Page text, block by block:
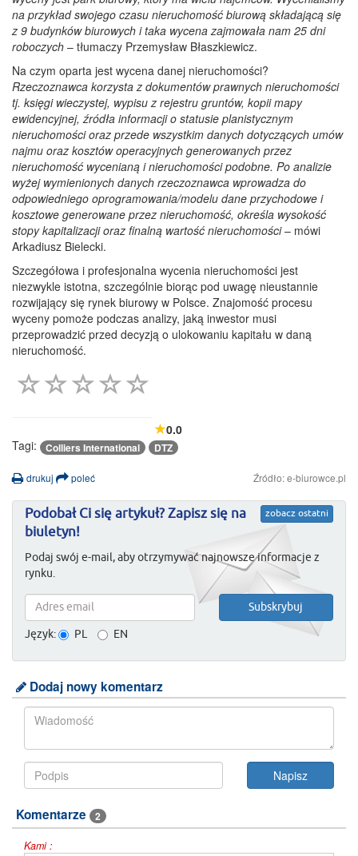
na przykład swojego czasu nieruchomość biurową składającą się
z 9 budynków biurowych i taka wycena zajmowała nam 25 dni
roboczych – tłumaczy Przemysław Błaszkiewicz.
Na czym oparta jest wycena danej nieruchomości?
Rzeczoznawca korzysta z dokumentów prawnych nieruchomości
tj. księgi wieczystej, wypisu z rejestru gruntów, kopii mapy
ewidencyjnej, źródła informacji o statusie planistycznym
nieruchomości oraz przede wszystkim danych dotyczących umów
najmu oraz kosztów operacyjnych generowanych przez
nieruchomość wycenianą i nieruchomości podobne. Po analizie
wyżej wymienionych danych rzeczoznawca wprowadza do
odpowiedniego oprogramowania/modelu dane przychodowe i
kosztowe generowane przez nieruchomość, określa wysokość
stopy kapitalizacji oraz finalną wartość nieruchomości– mówi
Arkadiusz Bielecki.
Szczegółowa i profesjonalna wycenia nieruchomości jest
niezwykle istotna, szczególnie biorąc pod uwagę nieustannie
rozwijający się rynek biurowy w Polsce. Znajomość procesu
wyceny pomoże podczas analizy, jaką inwestor musi
przeprowadzić przed decyzją o ulokowaniu kapitału w daną
nieruchomość.
0.0
Tagi:
Colliers International DTZ
drukuj poleć Źródło: e-biurowce.pl
zobacz ostatni
Podobał Ci się artykuł? Zapisz się na
biuletyn!
Podaj swój e-mail, aby otrzymywać najnowsze informacje z
rynku.
Język: PL EN
Dodaj nowy komentarz
Komentarze 2
Kami :